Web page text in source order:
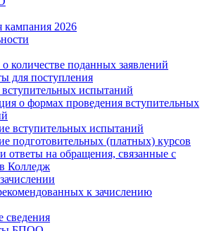
кампания 2026
количестве поданных заявлений
для поступления
испытаний
о формах проведения вступительных
вступительных испытаний
подготовительных (платных) курсов
ответы на обращения, связанные с
Колледж
к зачислению
сведения